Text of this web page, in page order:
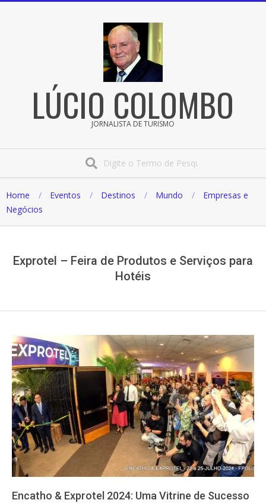
LÚCIO COLOMBO
JORNALISTA DE TURISMO
Home Eventos Destinos Mundo
Empresas e
Negócios
Exprotel – Feira de Produtos e Serviços para
Hotéis
Encatho & Exprotel 2024: Uma Vitrine de Sucesso